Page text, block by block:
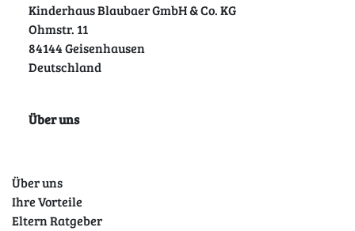
Kinderhaus Blaubaer GmbH & Co. KG
Ohmstr. 11
84144 Geisenhausen
Deutschland
Über uns
Über uns
Ihre Vorteile
Eltern Ratgeber